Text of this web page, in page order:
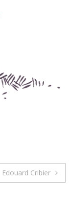
Edouard Cribier